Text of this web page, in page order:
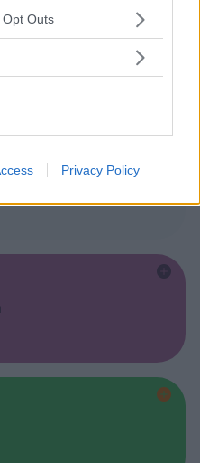
uses one or more Google
behaviour. You may click to
purposes in below Google
Outs
Privacy Policy